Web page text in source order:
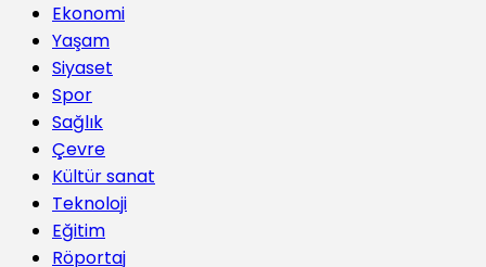
Ekonomi
Yaşam
Siyaset
Spor
Sağlık
Çevre
Kültür sanat
Teknoloji
Eğitim
Röportaj